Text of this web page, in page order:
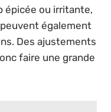
épicée ou irritante,
également
Des ajustements
faire une grande